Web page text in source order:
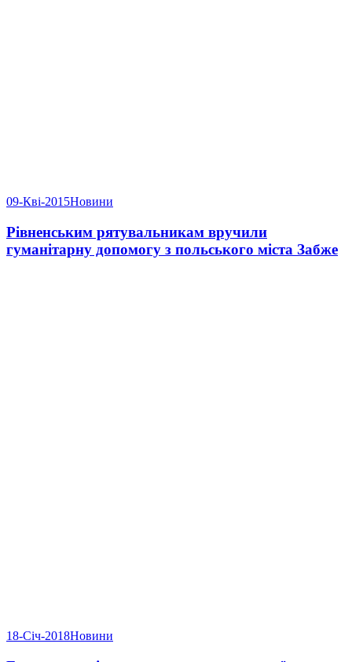
09-Кві-2015Новини
Рівненським рятувальникам вручили
гуманітарну допомогу з польського міста Забже
18-Січ-2018Новини